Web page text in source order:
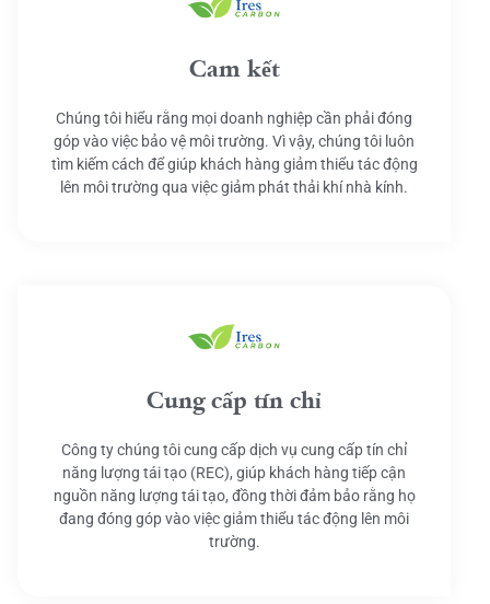
Cam kết
Chúng tôi hiểu rằng mọi doanh nghiệp cần phải đóng
góp vào việc bảo vệ môi trường. Vì vậy, chúng tôi luôn
tìm kiếm cách để giúp khách hàng giảm thiểu tác động
lên môi trường qua việc giảm phát thải khí nhà kính.
Cung cấp tín chỉ
Công ty chúng tôi cung cấp dịch vụ cung cấp tín chỉ
năng lượng tái tạo (REC), giúp khách hàng tiếp cận
nguồn năng lượng tái tạo, đồng thời đảm bảo rằng họ
đang đóng góp vào việc giảm thiểu tác động lên môi
trường.